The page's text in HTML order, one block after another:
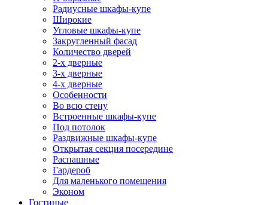
Радиусные шкафы-купе
Широкие
Угловые шкафы-купе
Закругленный фасад
Количество дверей
2-х дверные
3-х дверные
4-х дверные
Особенности
Во всю стену
Встроенные шкафы-купе
Под потолок
Раздвижные шкафы-купе
Открытая секция посередине
Распашные
Гардероб
Для маленького помещения
Эконом
Гостиные